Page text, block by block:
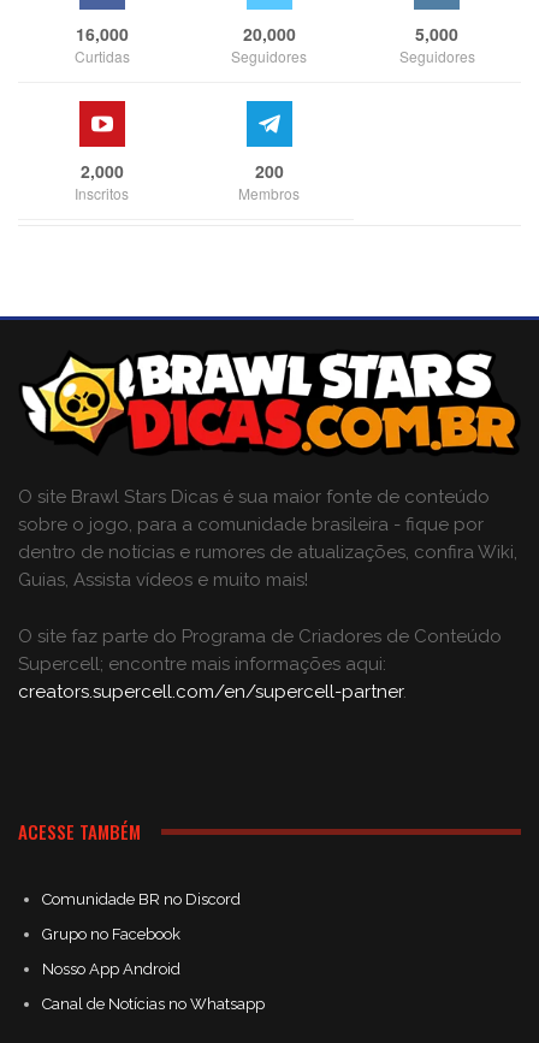
16,000
Curtidas
20,000
Seguidores
5,000
Seguidores
2,000
Inscritos
200
Membros
O site Brawl Stars Dicas é sua maior fonte de conteúdo
sobre o jogo, para a comunidade brasileira - fique por
dentro de notícias e rumores de atualizações, confira Wiki,
Guias, Assista vídeos e muito mais!
O site faz parte do Programa de Criadores de Conteúdo
Supercell; encontre mais informações aqui:
creators.supercell.com/en/supercell-partner.
ACESSE TAMBÉM
Comunidade BR no Discord
Grupo no Facebook
Nosso App Android
Canal de Notícias no Whatsapp